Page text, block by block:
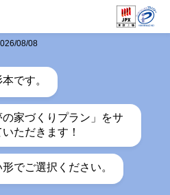
08/08
です。
家づくりプラン」をサ
ただきます！
でご選択ください。